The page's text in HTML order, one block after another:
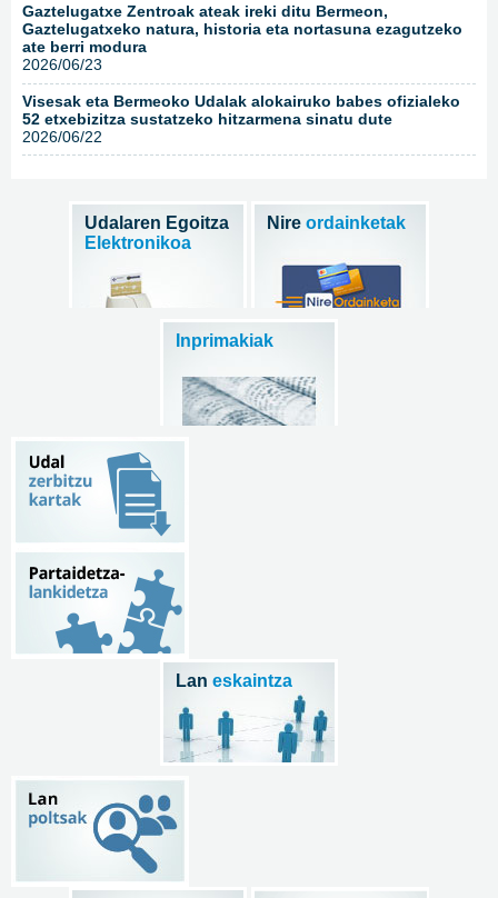
Gaztelugatxe Zentroak ateak ireki ditu Bermeon,
Gaztelugatxeko natura, historia eta nortasuna ezagutzeko
ate berri modura
2026/06/23
Visesak eta Bermeoko Udalak alokairuko babes ofizialeko
52 etxebizitza sustatzeko hitzarmena sinatu dute
2026/06/22
Udalaren Egoitza
Elektronikoa
Nire ordainketak
Inprimakiak
Lan eskaintza